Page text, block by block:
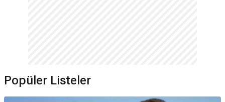
Popüler Listeler